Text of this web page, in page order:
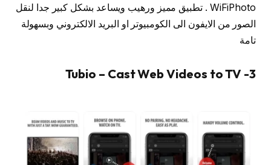
WiFiPhoto . تطبيق مميز ورهيب ويساعد بشكل كبير جدا لنقل
الصور من الايفون الى الكومبيوتر او البريد الالكتروني وبسهولة
تامة
3- Tubio – Cast Web Videos to TV